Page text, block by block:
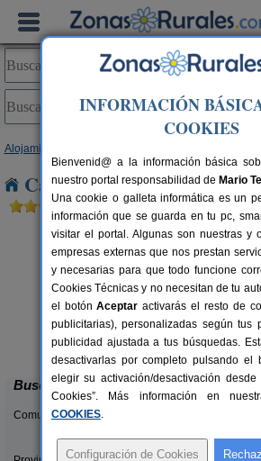
Alojamientos
Casas Rurales cerca de
Casa Rural El Tirabeque
Ruyales del Agua (Burgos)
Buscar
Comunidades:
INFORMACIÓN
COOKIES
Bienvenid@ a la información básica
nuestro portal responsabilidad de Mario
Una cookie o galleta informática es un
información que se guarda en tu pc,
visitar el portal. Algunas son nuestras y
empresas externas que nos prestan
y necesarias para que todo funcione
Cookies Técnicas y no necesitan de tu
el botónAceptar activarás el resto de
publicitarias), personalizadas según tus
publicidad ajustada a tus búsquedas.
desactivarlas por completo pulsando el
elegir su activación/desactivación desde
Cookies”. Más información en
COOKIES.